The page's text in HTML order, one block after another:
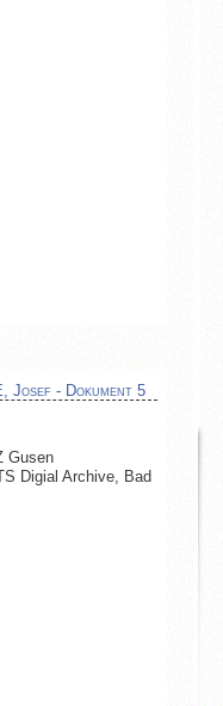
Josef - Dokument 5
Gusen
Digial Archive, Bad